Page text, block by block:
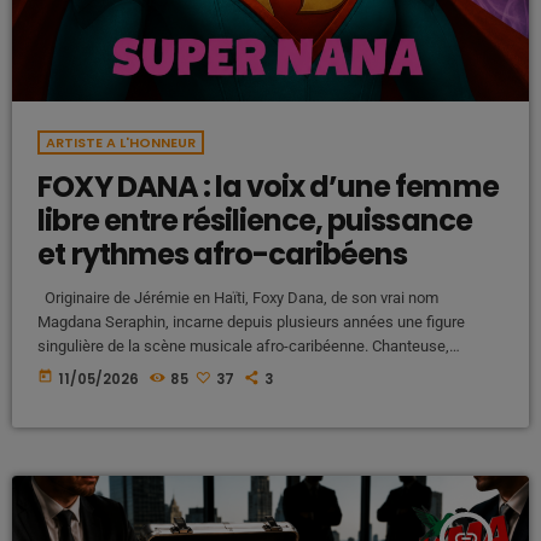
ARTISTE A L'HONNEUR
FOXY DANA : la voix d’une femme
libre entre résilience, puissance
et rythmes afro-caribéens
Originaire de Jérémie en Haïti, Foxy Dana, de son vrai nom
Magdana Seraphin, incarne depuis plusieurs années une figure
singulière de la scène musicale afro-caribéenne. Chanteuse,
auteure, compositrice, performeuse et productrice, l’artiste s’est
today 11/05/2026 85 37 3